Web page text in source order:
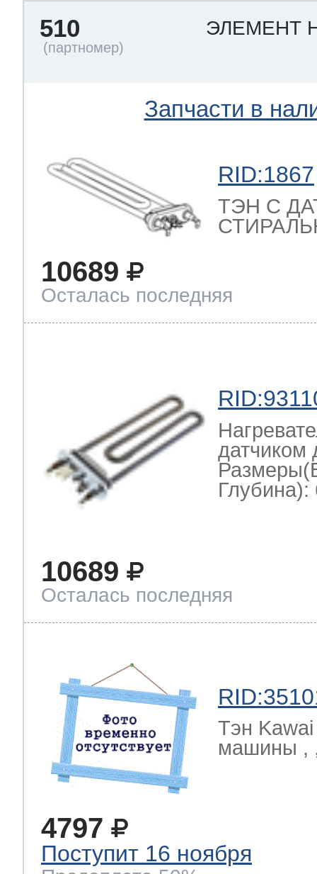
510 ЭЛЕМЕНТ
Запчасти в
RID:1867
ТЭН С
10689
Осталась последняя
датчиком
Глубина):
10689
Осталась последняя
Тэн
машины ,
4797
Поступит 16 ноября